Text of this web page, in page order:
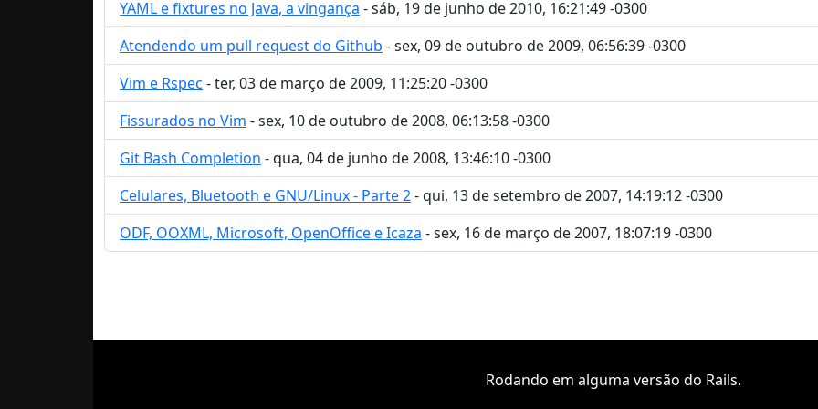
YAML e fixtures no Java, a vingança - sáb, 19 de junho de 2010, 16:21:49 -0300
Atendendo um pull request do Github - sex, 09 de outubro de 2009, 06:56:39 -0300
Vim e Rspec - ter, 03 de março de 2009, 11:25:20 -0300
Fissurados no Vim - sex, 10 de outubro de 2008, 06:13:58 -0300
Git Bash Completion - qua, 04 de junho de 2008, 13:46:10 -0300
Celulares, Bluetooth e GNU/Linux - Parte 2- qui, 13 de setembro de 2007, 14:19:12 -0300
ODF, OOXML, Microsoft, OpenOffice e Icaza - sex, 16 de março de 2007, 18:07:19 -0300
Rodando em alguma versão do Rails.